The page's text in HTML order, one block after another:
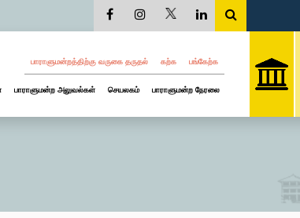
பாராளுமன்றத்திற்கு வருகை தருதல் கற்க பங்கேற்க
பாராளுமன்ற அலுவல்கள் செயலகம் பாராளுமன்ற நேரலை